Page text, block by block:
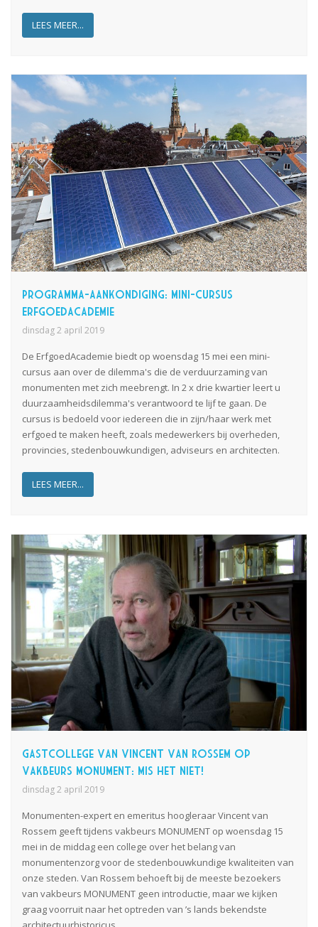
LEES MEER...
Programma-aankondiging: mini-cursus
ErfgoedAcademie
dinsdag 2 april 2019
De ErfgoedAcademie biedt op woensdag 15 mei een mini-
cursus aan over de dilemma's die de verduurzaming van
monumenten met zich meebrengt. In 2 x drie kwartier leert u
duurzaamheidsdilemma's verantwoord te lijf te gaan. De
cursus is bedoeld voor iedereen die in zijn/haar werk met
erfgoed te maken heeft, zoals medewerkers bij overheden,
provincies, stedenbouwkundigen, adviseurs en architecten.
LEES MEER...
Gastcollege van Vincent van Rossem op
vakbeurs MONUMENT: mis het niet!
dinsdag 2 april 2019
Monumenten-expert en emeritus hoogleraar Vincent van
Rossem geeft tijdens vakbeurs MONUMENT op woensdag 15
mei in de middag een college over het belang van
monumentenzorg voor de stedenbouwkundige kwaliteiten van
onze steden. Van Rossem behoeft bij de meeste bezoekers
van vakbeurs MONUMENT geen introductie, maar we kijken
graag voorruit naar het optreden van ’s lands bekendste